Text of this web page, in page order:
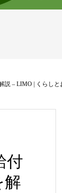
説 – LIMO | くらし
付
解